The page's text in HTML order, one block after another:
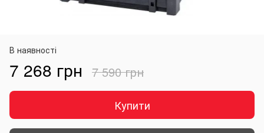
В наявності
7 268 грн 7 590 грн
Купити